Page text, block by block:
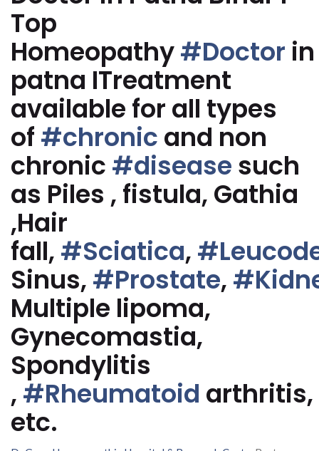
Top
Homeopathy#Doctor in
patna ITreatment
available for all types
of #chronic and non
chronic #disease such
as Piles , fistula, Gathia
,Hair
fall, #Sciatica,
Sinus, #Prostate,
Multiple lipoma,
Gynecomastia,
Spondylitis
, #Rheumatoid arthritis,
etc.